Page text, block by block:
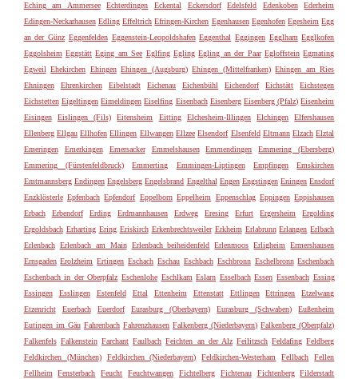
Eching am Ammersee
Echterdingen Eckental Eckersdorf Edelsfeld Edenkoben
Ederheim
Edingen-Neckarhausen Edling Effeltrich Efringen-Kirchen Egenhausen Egenhofen Egesheim Egg
an der Günz Eggenfelden Eggenstein-Leopoldshafen Eggenthal Eggingen Egglham Egglkofen
Eggolsheim Eggstätt Eging am See Eglfing Egling Egling an der Paar Egloffstein Egmating
Egweil Ehekirchen Ehingen Ehingen (Augsburg) Ehingen (Mittelfranken) Ehingen am Ries
Ehningen
Ehrenkirchen Eibelstadt Eichenau Eichenbühl Eichendorf Eichstätt
Eichstegen
Eichstetten Eigeltingen Eimeldingen Eiselfing Eisenbach Eisenberg Eisenberg (Pfalz) Eisenheim
Eisingen
Eislingen (Fils) Eitensheim Eitting Elchesheim-Illingen Elchingen
Elfershausen
Ellenberg Ellgau Ellhofen Ellingen Ellwangen Ellzee Elsendorf Elsenfeld Eltmann Elzach Elztal
Emeringen
Emerkingen Emersacker Emmelshausen Emmendingen
Emmering (Ebersberg)
Emmering (Fürstenfeldbruck)
Emmerting Emmingen-Liptingen Empfingen
Emskirchen
Emtmannsberg Endingen Engelsberg Engelsbrand Engelthal Engen Engstingen Eningen Ensdorf
Enzklösterle Epfenbach Epfendorf Eppelborn Eppelheim Eppenschlag Eppingen Eppishausen
Erbach
Erbendorf Erding Erdmannhausen Erdweg Eresing Erfurt Ergersheim
Ergolding
Ergoldsbach Erharting Ering Eriskirch Erkenbrechtsweiler Erkheim Erlabrunn Erlangen Erlbach
Erlenbach Erlenbach am Main Erlenbach beiheidenfeld Erlenmoos Erligheim
Ermershausen
Ernsgaden Erolzheim Ertingen Eschach Eschau Eschbach Eschbronn Eschelbronn Eschenbach
Eschenbach in der Oberpfalz Eschenlohe Eschlkam Eslarn Esselbach Essen Essenbach Essing
Essingen
Esslingen Estenfeld Ettal Ettenheim Ettenstatt Ettlingen Ettringen
Etzelwang
Etzenricht
Euerbach Euerdorf Eurasburg (Oberbayern) Eurasburg (Schwaben)
Eußenheim
Eutingen im Gäu Fahrenbach Fahrenzhausen Falkenberg (Niederbayern) Falkenberg (Oberpfalz)
Falkenfels Falkenstein Farchant Faulbach Feichten an der Alz Feilitzsch Feldafing Feldberg
Feldkirchen (München)
Feldkirchen (Niederbayern) Feldkirchen-Westerham Fellbach
Fellen
Fellheim
Fensterbach Feucht Feuchtwangen Fichtelberg Fichtenau Fichtenberg
Filderstadt